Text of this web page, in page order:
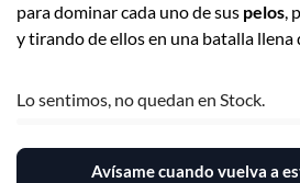
para dominar cada uno de sus pelos,
y tirando de ellos en una batalla llena
Lo sentimos, no quedan en Stock.
Avísame cuando vuelva a